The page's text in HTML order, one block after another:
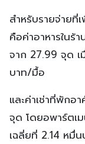
สำหรับรายจ่าย
คือค่าอาหารในร้
จาก 27.99 จุด เ
บาท/มื้อ
และค่าเช่าที่พักอ
จุด โดยอพาร์ตเ
เฉลี่ยที่ 2.14 หมื่